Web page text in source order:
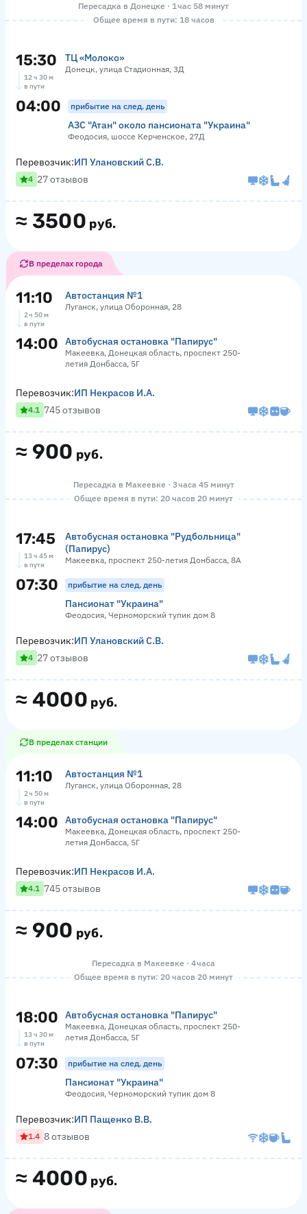
Пересадка в Донецке · 1 час 58 минут
Общее время в пути: 18 часов
15:30 ТЦ «Молоко»
Донецк, улица Стадионная, 3Д
12 ч 30 м
в пути
04:00 прибытие на след. день
АЗС "Атан" около пансионата "Украина"
Феодосия, шоссе Керченское, 27Д
≈ 3500 руб.
Перевозчик:ИП Улановский С.В.
4 27 отзывов
В пределах города
11:10 Автостанция №1
Луганск, улица Оборонная, 28
2 ч 50 м
в пути
14:00 Автобусная остановка "Папирус"
Макеевка, Донецкая область, проспект 250-
летия Донбасса, 5Г
≈ 900 руб.
Перевозчик:ИП Некрасов И.А.
4.1 745 отзывов
Пересадка в Макеевке · 3 часа 45 минут
Общее время в пути: 20 часов 20 минут
17:45
Автобусная остановка "Рудбольница"
(Папирус)
Макеевка, проспект 250-летия Донбасса, 8А
13 ч 45 м
в пути
07:30 прибытие на след. день
Пансионат "Украина"
Феодосия, Черноморский тупик дом 8
≈ 4000 руб.
Перевозчик:ИП Улановский С.В.
4 27 отзывов
В пределах станции
11:10 Автостанция №1
Луганск, улица Оборонная, 28
2 ч 50 м
в пути
14:00 Автобусная остановка "Папирус"
Макеевка, Донецкая область, проспект 250-
летия Донбасса, 5Г
≈ 900 руб.
Перевозчик:ИП Некрасов И.А.
4.1 745 отзывов
Пересадка в Макеевке · 4 часа
Общее время в пути: 20 часов 20 минут
18:00 Автобусная остановка "Папирус"
Макеевка, Донецкая область, проспект 250-
летия Донбасса, 5Г
13 ч 30 м
в пути
07:30 прибытие на след. день
Пансионат "Украина"
Феодосия, Черноморский тупик дом 8
≈ 4000 руб.
Перевозчик:ИП Пащенко В.В.
1.4 8 отзывов